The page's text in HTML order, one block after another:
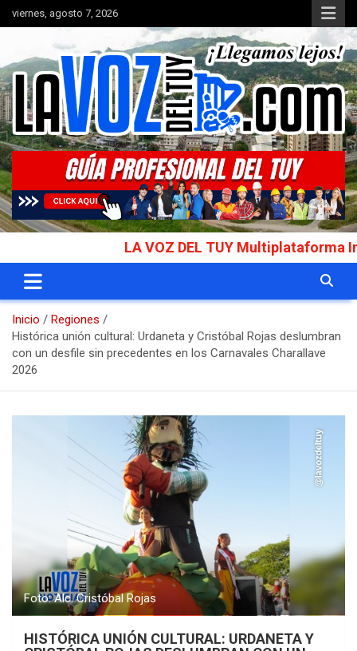
Saltar
al
viernes, agosto 7, 2026
La Voz del Tuy
Portal de noticias
LA VOZ DEL TUY Multiplataforma
Inicio
Regiones
Histórica unión cultural: Urdaneta y Cristóbal Rojas deslumbran
con un desfile sin precedentes en los Carnavales Charallave
2026
Foto: Alc. Cristóbal Rojas
HISTÓRICA UNIÓN CULTURAL: URDANETA Y